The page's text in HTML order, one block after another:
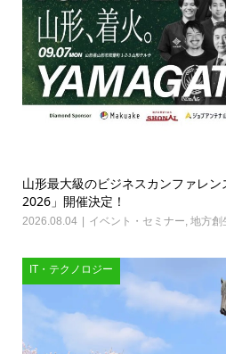
山形最大級のビジネスカンファレン
2026」開催決定！
2026.08.04 イベント・セミナー, 地方創
IT・テクノロジー